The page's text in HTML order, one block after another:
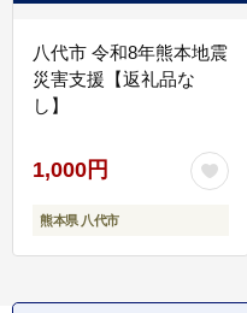
八代市 令和8年熊本地震
災害支援【返礼品な
し】
1,000円
熊本県 八代市